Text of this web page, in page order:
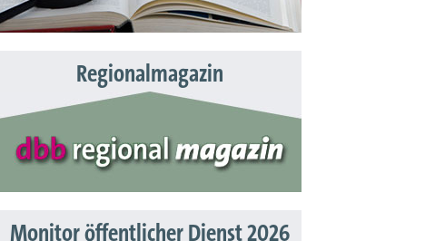
Regionalmagazin
Monitor öffentlicher Dienst 2026